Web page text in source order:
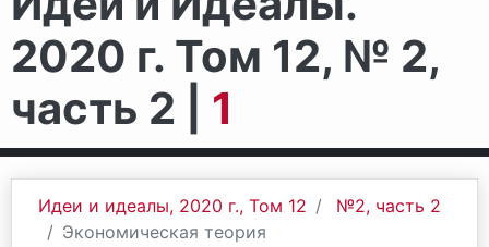
2020 г. Том 12, № 2,
часть 2 | 1
Идеи и идеалы, 2020 г., Том 12
№2, часть 2
Экономическая теория